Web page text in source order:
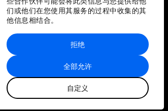
们或他们在您使用其服务的过程中收集的其
他信息相结合。
全部允许
自定义
拒绝